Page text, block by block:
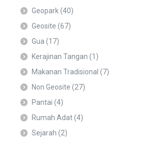
Geopark (40)
Geosite (67)
Gua (17)
Kerajinan Tangan (1)
Makanan Tradisional (7)
Non Geosite (27)
Pantai (4)
Rumah Adat(4)
Sejarah (2)